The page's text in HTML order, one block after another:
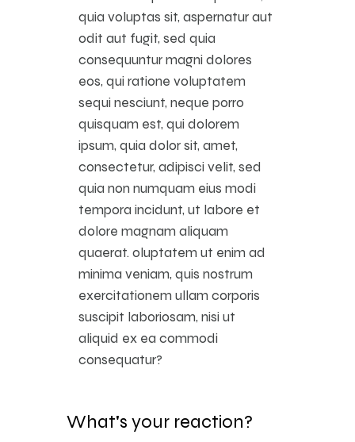
quia voluptas sit, aspernatur aut
odit aut fugit, sed quia
consequuntur magni dolores
eos, qui ratione voluptatem
sequi nesciunt, neque porro
quisquam est, qui dolorem
ipsum, quia dolor sit, amet,
consectetur, adipisci velit, sed
quia non numquam eius modi
tempora incidunt, ut labore et
dolore magnam aliquam
quaerat. oluptatem ut enim ad
minima veniam, quis nostrum
exercitationem ullam corporis
suscipit laboriosam, nisi ut
aliquid ex ea commodi
consequatur?
What's your reaction?